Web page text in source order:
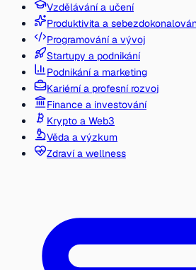
Vzdělávání a učení
Produktivita a
Programování a vývoj
Startupy a podnikání
Podnikání a marketing
Kariérní a profesní rozvoj
Finance a investování
Krypto a Web3
Věda a výzkum
Zdraví a wellness